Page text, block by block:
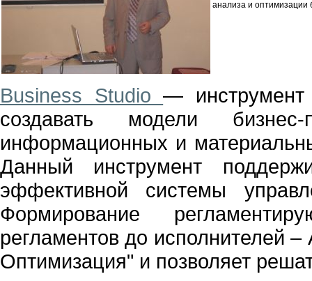
анализа и оптимизации
Business Studio— инструмент
создавать модели бизнес-
информационных и
Данный инструмент
эффективной системы
Формирование
регламентов до исполнителей –
Оптимизация" и позволяет